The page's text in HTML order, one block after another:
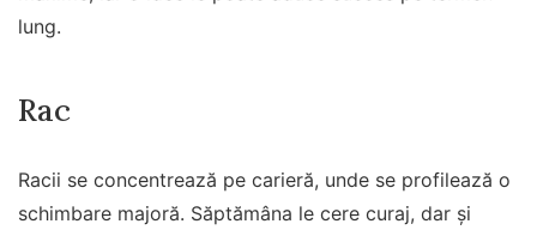
lung.
Rac
Racii se concentrează pe carieră, unde se profilează o
schimbare majoră. Săptămâna le cere curaj, dar și